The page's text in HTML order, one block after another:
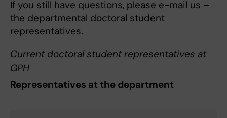
If you still have questions, please e-mail us –
the departmental doctoral student
representatives.
Current doctoral student representatives at
GPH
Representatives at the department